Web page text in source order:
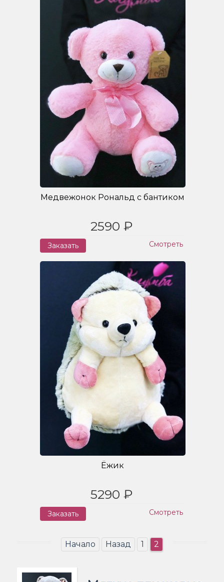
Медвежонок Рональд с бантиком
2590 ₽
Заказать Смотреть
Ёжик
5290 ₽
Заказать Смотреть
Начало Назад 1 2